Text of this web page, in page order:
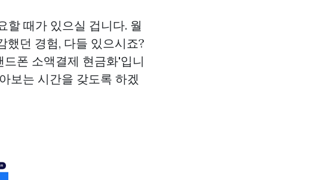
할 때가 있으실 겁니다. 월
했던 경험, 다들 있으시죠?
폰 소액결제 현금화'입니
보는 시간을 갖도록 하겠